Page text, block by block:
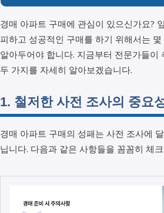
경매 아파트 구매에 관심이 있으신가요?
피하고 성공적인 구매를 하기 위해서는
알아두어야 합니다. 지금부터 전문가들이
두 가지를 자세히 알아보겠습니다.
1. 철저한 사전 조사의 중요
경매 아파트 구매의 성패는 사전 조사에
닙니다. 다음과 같은 사항들을 꼼꼼히 체